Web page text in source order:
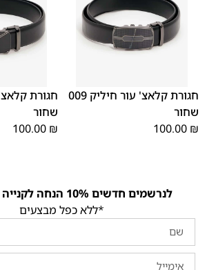
חגורת קלאצ' עור חיליק 009
שחור
100.00 ₪
שחור
100.00 ₪
לנרשמים חדשים 10% הנחה לקנייה הראשונה!
*ללא כפל מבצעים